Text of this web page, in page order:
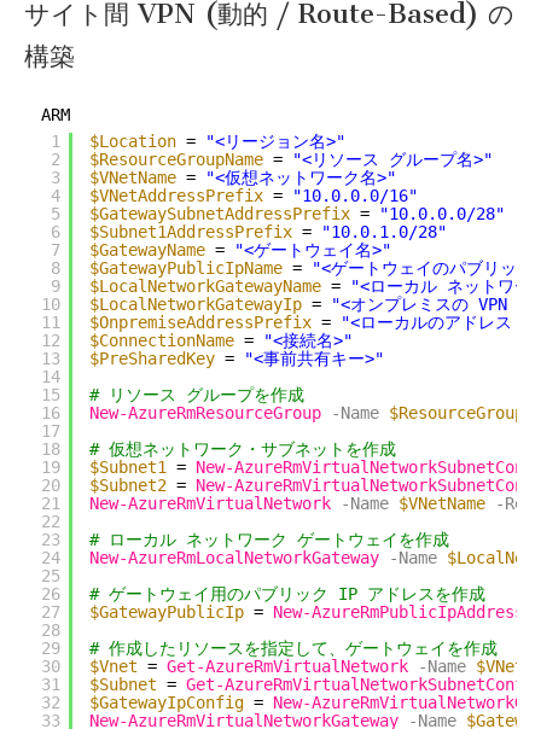
サイト間 VPN (動的 / Route-Based) の
構築
ARM
1
2
3
4
5
6
7
8
9
10
11
12
13
14
15
16
17
18
19
20
21
22
23
24
25
26
27
28
29
30
31
32
33
$Location =
"<リージョン名>"
$ResourceGroupName =
"<リソース グループ名>"
$VNetName =
"<仮想ネットワーク名>"
$VNetAddressPrefix =
"10.0.0.0/16"
$GatewaySubnetAddressPrefix =
"10.0.0.0/28"
$Subnet1AddressPrefix =
"10.0.1.0/28"
$GatewayName =
"<ゲートウェイ名>"
$GatewayPublicIpName =
"<ゲートウェイのパブリッ
$LocalNetworkGatewayName =
"<ローカル ネットワー
$LocalNetworkGatewayIp =
"<オンプレミスの VPN
$OnpremiseAddressPrefix =
"<ローカルのアドレス
$ConnectionName =
"<接続名>"
$PreSharedKey =
"<事前共有キー>"
# リソース グループを作成
New-AzureRmResourceGroup
-Name
# 仮想ネットワーク・サブネットを作成
$Subnet1 = New-
$Subnet2 = New-
New-AzureRmVirtualNetwork
-Name $VNetName
-
# ローカル ネットワーク ゲートウェイを作成
New-AzureRmLocalNetworkGateway
-Name
# ゲートウェイ用のパブリック IP アドレスを作成
$GatewayPublicIp = New-AzureRmPublicIpAddress
# 作成したリソースを指定して、ゲートウェイを作成
$Vnet = Get-AzureRmVirtualNetwork -Name
$Subnet = Get-
$GatewayIpConfig = New-
New-AzureRmVirtualNetworkGateway
-Name